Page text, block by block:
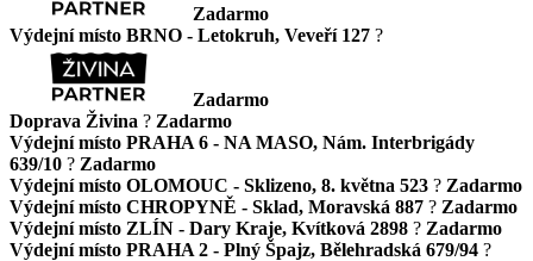
Zadarmo
Výdejní místo BRNO - Letokruh, Veveří 127 ?
Zadarmo
Doprava Živina ? Zadarmo
Výdejní místo PRAHA 6 - NA MASO, Nám. Interbrigády
639/10 ? Zadarmo
Výdejní místo OLOMOUC - Sklizeno, 8. května 523 ? Zadarmo
Výdejní místo CHROPYNĚ - Sklad, Moravská 887 ? Zadarmo
Výdejní místo ZLÍN - Dary Kraje, Kvítková 2898 ? Zadarmo
Výdejní místo PRAHA 2 - Plný Špajz, Bělehradská 679/94 ?